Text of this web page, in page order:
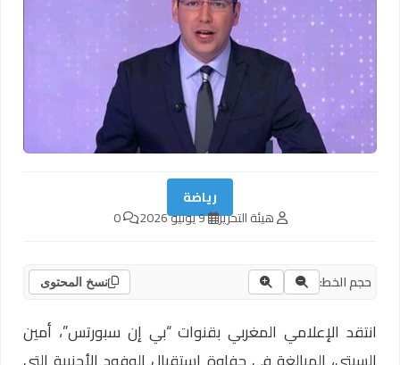
رياضة
هيئة التحرير 9 يونيو 2026 0
حجم الخط: نسخ المحتوى
انتقد الإعلامي المغربي بقنوات “بي إن سبورتس”، أمين